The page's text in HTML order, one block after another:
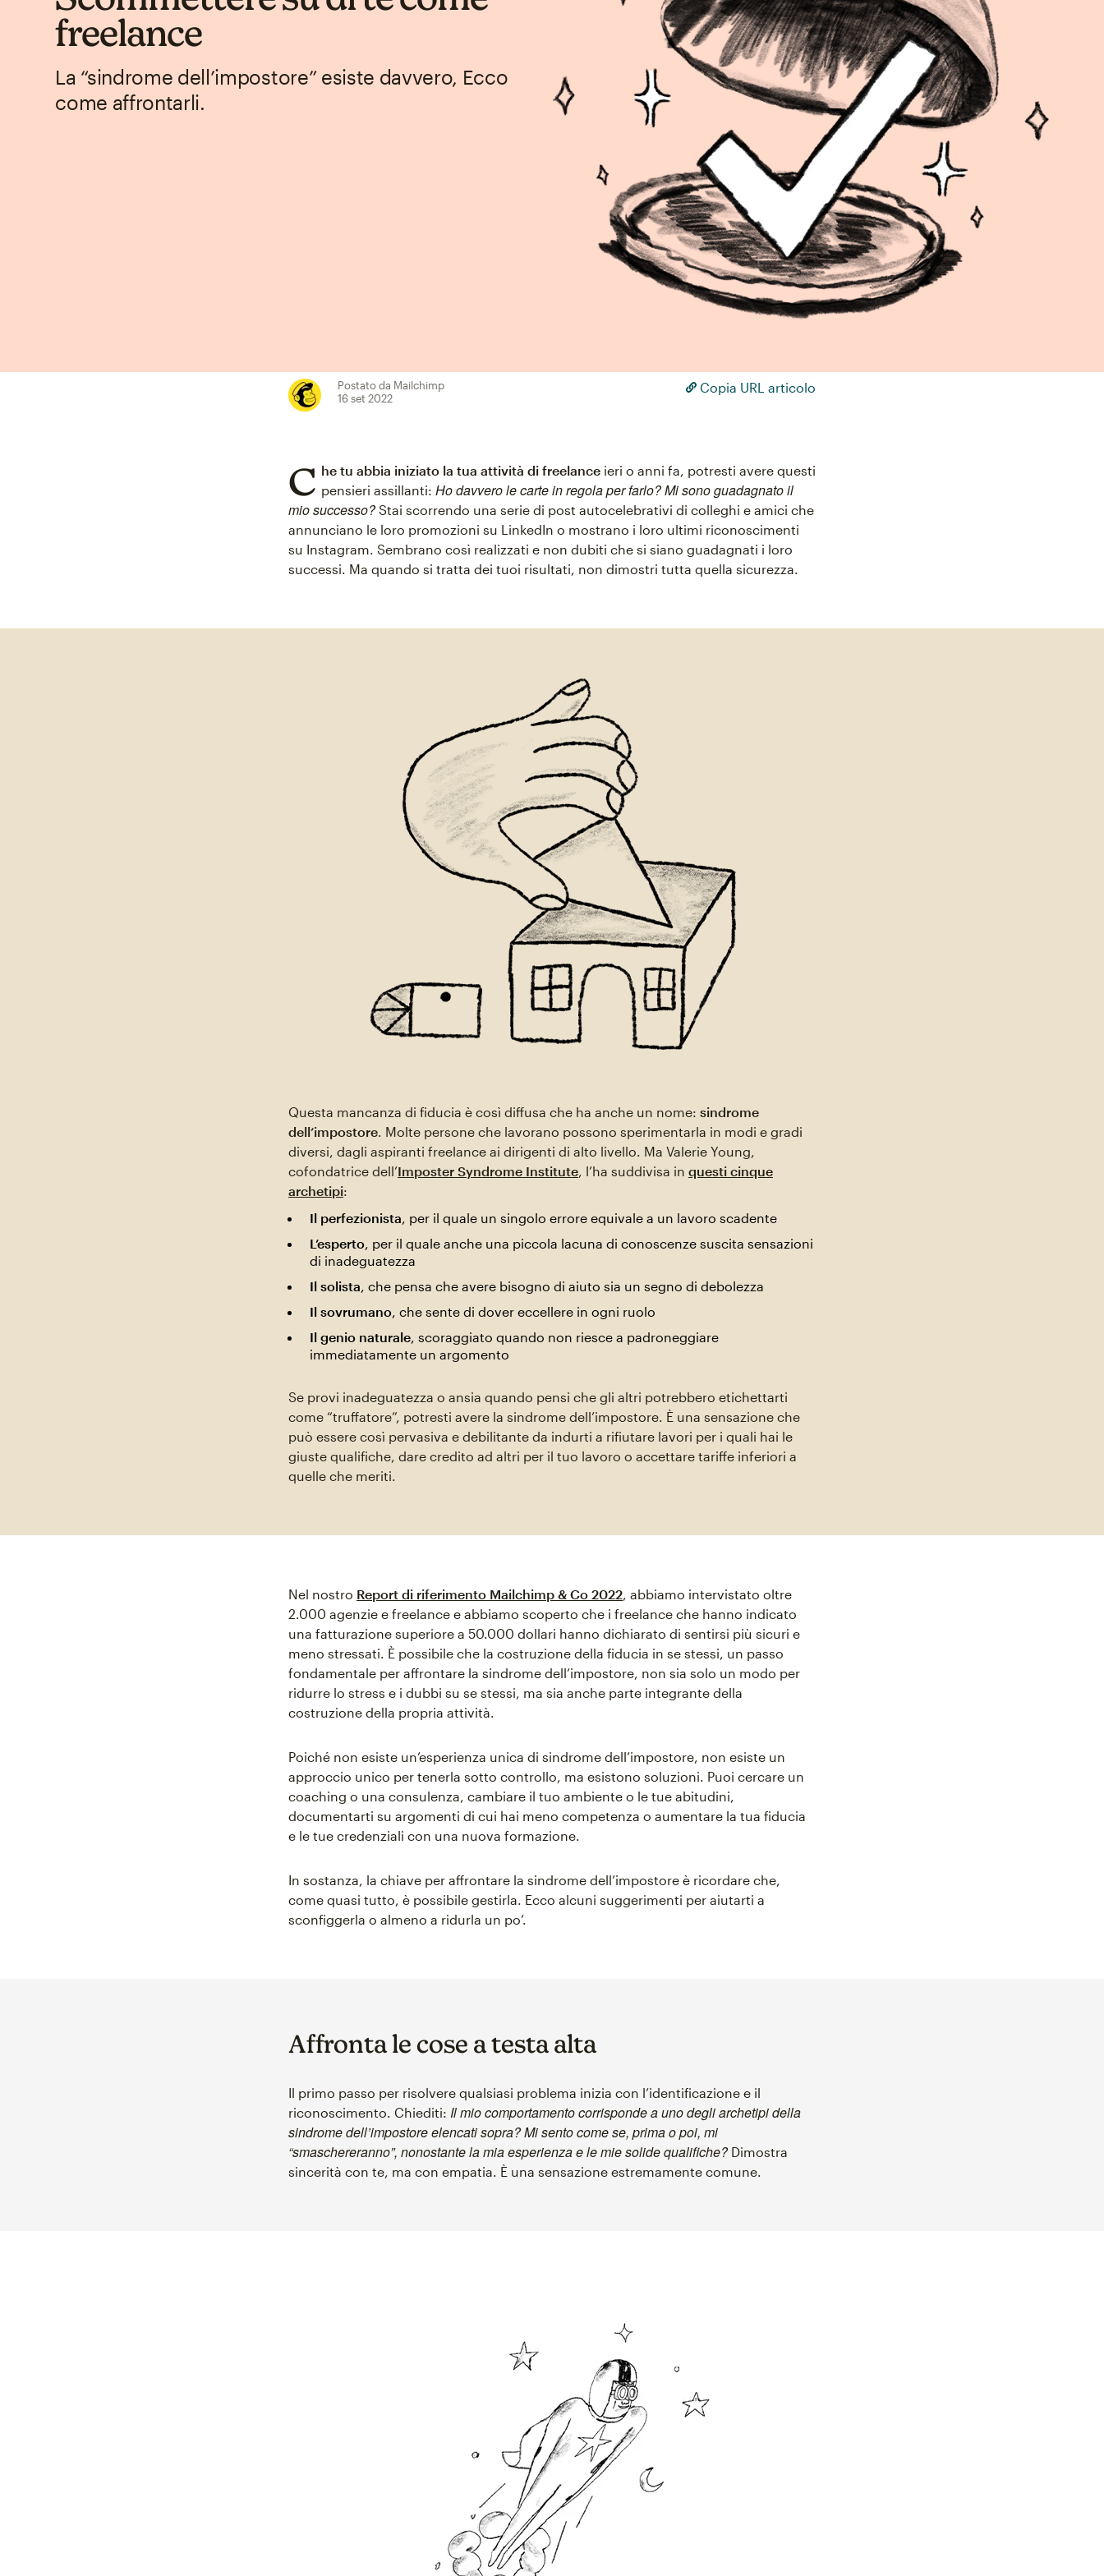
freelance
La “sindrome dell’impostore” esiste davvero, Ecco
come affrontarli.
Postato da Mailchimp
16 set 2022
Copia URL articolo
C he tu abbia iniziato la tua attività di freelanceieri o anni fa, potresti avere questi
pensieri assillanti: Ho davvero le carte in regola per farlo? Mi sono guadagnato il
mio successo?Stai scorrendo una serie di post autocelebrativi di colleghi e amici che
annunciano le loro promozioni su LinkedIn o mostrano i loro ultimi riconoscimenti
su Instagram. Sembrano così realizzati e non dubiti che si siano guadagnati i loro
successi. Ma quando si tratta dei tuoi risultati, non dimostri tutta quella sicurezza.
Questa mancanza di fiducia è così diffusa che ha anche un nome: sindrome
dell’impostore. Molte persone che lavorano possono sperimentarla in modi e gradi
diversi, dagli aspiranti freelance ai dirigenti di alto livello. Ma Valerie Young,
cofondatrice dell’Imposter Syndrome Institute, l’ha suddivisa in questi cinque
archetipi:
Il perfezionista, per il quale un singolo errore equivale a un lavoro scadente
L’esperto, per il quale anche una piccola lacuna di conoscenze suscita sensazioni
di inadeguatezza
Il solista, che pensa che avere bisogno di aiuto sia un segno di debolezza
Il sovrumano, che sente di dover eccellere in ogni ruolo
Il genio naturale, scoraggiato quando non riesce a padroneggiare
immediatamente un argomento
Se provi inadeguatezza o ansia quando pensi che gli altri potrebbero etichettarti
come “truffatore”, potresti avere la sindrome dell’impostore. È una sensazione che
può essere così pervasiva e debilitante da indurti a rifiutare lavori per i quali hai le
giuste qualifiche, dare credito ad altri per il tuo lavoro o accettare tariffe inferiori a
quelle che meriti.
Nel nostro Report di riferimento Mailchimp & Co 2022, abbiamo intervistato oltre
2.000 agenzie e freelance e abbiamo scoperto che i freelance che hanno indicato
una fatturazione superiore a 50.000 dollari hanno dichiarato di sentirsi più sicuri e
meno stressati. È possibile che la costruzione della fiducia in se stessi, un passo
fondamentale per affrontare la sindrome dell’impostore, non sia solo un modo per
ridurre lo stress e i dubbi su se stessi, ma sia anche parte integrante della
costruzione della propria attività.
Poiché non esiste un’esperienza unica di sindrome dell’impostore, non esiste un
approccio unico per tenerla sotto controllo, ma esistono soluzioni. Puoi cercare un
coaching o una consulenza, cambiare il tuo ambiente o le tue abitudini,
documentarti su argomenti di cui hai meno competenza o aumentare la tua fiducia
e le tue credenziali con una nuova formazione.
In sostanza, la chiave per affrontare la sindrome dell’impostore è ricordare che,
come quasi tutto, è possibile gestirla. Ecco alcuni suggerimenti per aiutarti a
sconfiggerla o almeno a ridurla un po’.
Affronta le cose a testa alta
Il primo passo per risolvere qualsiasi problema inizia con l’identificazione e il
riconoscimento. Chiediti: Il mio comportamento corrisponde a uno degli archetipi della
sindrome dell’impostore elencati sopra? Mi sento come se, prima o poi, mi
“smaschereranno”, nonostante la mia esperienza e le mie solide qualifiche?Dimostra
sincerità con te, ma con empatia. È una sensazione estremamente comune.